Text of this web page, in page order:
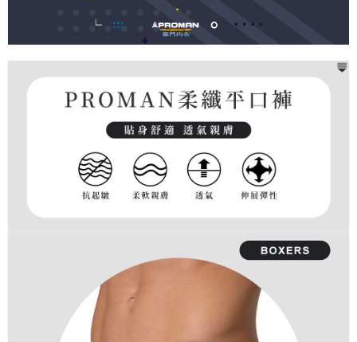
※ 交易是否成功請以「AFTEE先享後付 」之結帳頁面顯示為準，若有關於
是否繳費成功／繳費後需取消欲退款等相關疑問，請聯繫「AFTEE先享後付
https://netprotections.freshdesk.com/support/home
１．透過由恩沛科技股份有限公司提供之「AFTEE先享後付」服務完成之交
易，需依本服務之必要範圍內提供個人資料，並將交易相關給付款項請求債
權轉讓予恩沛科技股份有限公司。
２．關於個人資料處理事宜，請瀏覽以下網址：
https://aftee.tw/terms/#terms3
３．未成年的使用者請事先徵得法定代理人或監護人之同意方可使用
「AFTEE先享後付」，若未經同意申辦者引起之損失，本公司不負相關責
４．使用「AFTEE先享後付」時，將依據個別帳號之用戶狀況，依本公司即
時審查核予不同之上限額度；若仍有額度不足之情形，本公司將視審查結果
５．嚴禁一人註冊多個帳號或使用他人資訊註冊。若發現惡意使用之情形，
恩沛科技股份有限公司將有權停止該用戶之使用額度並採取法律行動。
每筆NT$80，滿NT$899(含以上)免運費
宅配
每筆NT$100，滿NT$899(含以上)免運費